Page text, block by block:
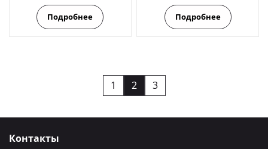
Подробнее Подробнее
1 2 3
Контакты